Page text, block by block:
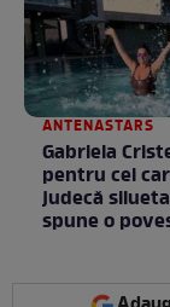
ANTENASTARS
Gabriela
pentru cei
judecă
spune o